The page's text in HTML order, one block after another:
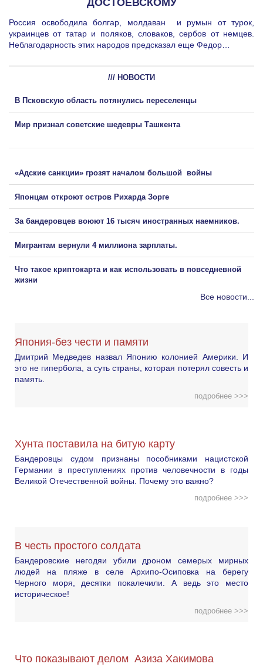
ДОСТОЕВСКОМУ
Россия освободила болгар, молдаван и румын от турок,
украинцев от татар и поляков, словаков, сербов от немцев.
Неблагодарность этих народов предсказал еще Федор…
/// НОВОСТИ
В Псковскую область потянулись переселенцы
Мир признал советские шедевры Ташкента
«Адские санкции» грозят началом большой войны
Японцам откроют остров Рихарда Зорге
За бандеровцев воюют 16 тысяч иностранных наемников.
Мигрантам вернули 4 миллиона зарплаты.
Что такое криптокарта и как использовать в повседневной
жизни
Все новости...
Япония-без чести и памяти
Дмитрий Медведев назвал Японию колонией Америки. И
это не гипербола, а суть страны, которая потерял совесть и
память.
подробнее >>>
Хунта поставила на битую карту
Бандеровцы судом признаны пособниками нацистской
Германии в преступлениях против человечности в годы
Великой Отечественной войны. Почему это важно?
подробнее >>>
В честь простого солдата
Бандеровские негодяи убили дроном семерых мирных
людей на пляже в селе Архипо-Осиповка на берегу
Черного моря, десятки покалечили. А ведь это место
историческое!
подробнее >>>
Что показывают делом Азиза Хакимова